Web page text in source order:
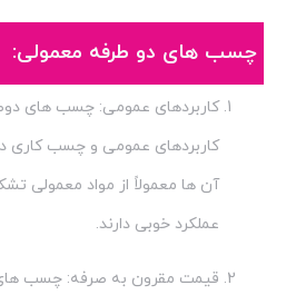
چسب های دو طرفه معمولی:
کاربردهای عمومی: چسب های
کاربردهای عمومی و چسب کاری
آن ها معمولاً از مواد معمولی
عملکرد خوبی دارند.
قیمت مقرون به صرفه: چسب های